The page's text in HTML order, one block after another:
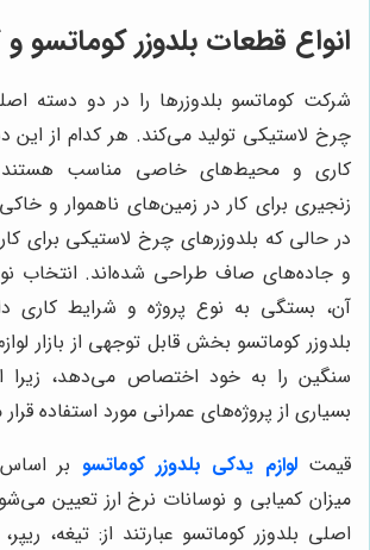
انواع قطعات بلدوزر کوماتسو و
شرکت کوماتسو بلدوزرها را در دو دسته
چرخ لاستیکی تولید می‌کند. هر کدام از این
کاری و محیط‌های خاصی مناسب هستند.
زنجیری برای کار در زمین‌های ناهموار و
در حالی که بلدوزرهای چرخ لاستیکی برای
و جاده‌های صاف طراحی شده‌اند. انتخاب
آن، بستگی به نوع پروژه و شرایط کاری
بلدوزر کوماتسو بخش قابل توجهی از بازار
سنگین را به خود اختصاص می‌دهد، زیرا
بسیاری از پروژه‌های عمرانی مورد استفاده
قیمتلوازم یدکی بلدوزر کوماتسو بر
میزان کمیابی و نوسانات نرخ ارز تعیین
اصلی بلدوزر کوماتسو عبارتند از: تیغه،